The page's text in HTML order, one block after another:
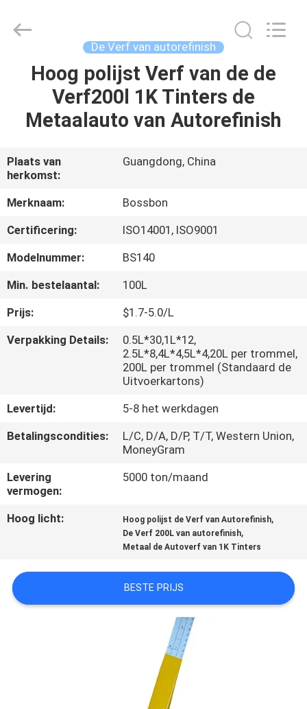
HUIS
PRODUCTEN
ONGEVEER
ONS
FABRIEKSREIS
CONTACTEER
ONS
VERZOEK
EEN
CITAAT
PRIVACY
POLICY
Co.,Ltd..
De Verf van autorefinish
Hoog polijst Verf van de de
Verf200l 1K Tinters de
Metaalauto van Autorefinish
Plaats van
herkomst:
Guangdong, China
Merknaam:
Bossbon
Certificering:
ISO14001, ISO9001
Modelnummer:
BS140
Min. bestelaantal:
100L
Prijs:
$1.7-5.0/L
Verpakking Details:
0.5L*30,1L*12,
2.5L*8,4L*4,5L*4,20L per trommel,
200L per trommel (Standaard de
Uitvoerkartons)
Levertijd:
5-8 het werkdagen
Betalingscondities:
L/C, D/A, D/P, T/T, Western Union,
MoneyGram
Levering
vermogen:
5000 ton/maand
Hoog licht: Hoog polijst de Verf van Autorefinish,
De Verf 200L van autorefinish,
Metaal de Autoverf van 1K Tinters
BESTE PRIJS